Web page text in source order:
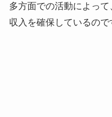
多方面での活動によっ
収入を確保しているので